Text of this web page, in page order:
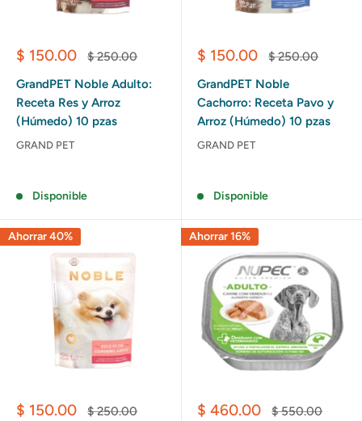
Precio
venta
$ 150.00
Precio
$ 250.00
GrandPET Noble Adulto:
Receta Res y Arroz
(Húmedo) 10 pzas
GRAND PET
Disponible
Precio
venta
$ 150.00
Precio
$ 250.00
GrandPET Noble
Cachorro: Receta Pavo y
Arroz (Húmedo) 10 pzas
GRAND PET
Disponible
Ahorrar 40%
Precio
$ 150.00
Precio
$ 250.00
Ahorrar 16%
Precio
$ 460.00
Precio
$ 550.00